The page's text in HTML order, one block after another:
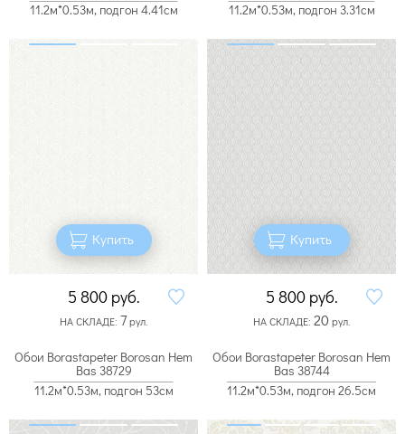
11.2м*0.53м, подгон 4.41см
Купить
5 800 руб.
НА СКЛАДЕ: 7рул.
11.2м*0.53м, подгон 3.31см
Купить
5 800 руб.
НА СКЛАДЕ: 20рул.
Обои Borastapeter Borosan Hem
Bas 38729
11.2м*0.53м, подгон 53см
Обои Borastapeter Borosan Hem
Bas 38744
11.2м*0.53м, подгон 26.5см